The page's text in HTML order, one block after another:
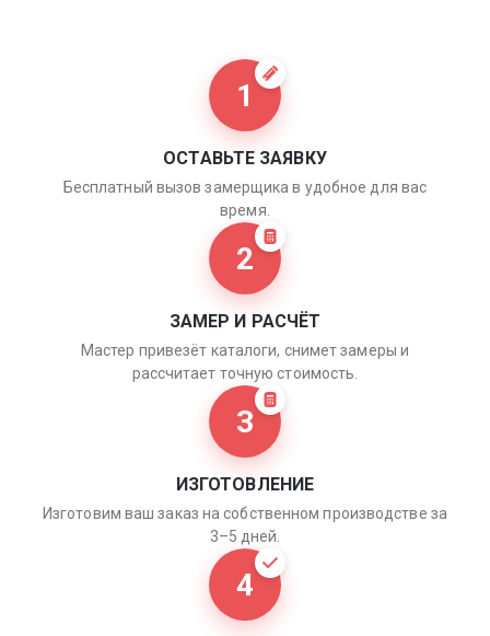
1
ОСТАВЬТЕ ЗАЯВКУ
Бесплатный вызов замерщика в удобное для вас
время.
2
ЗАМЕР И РАСЧЁТ
Мастер привезёт каталоги, снимет замеры и
рассчитает точную стоимость.
3
ИЗГОТОВЛЕНИЕ
Изготовим ваш заказ на собственном производстве за
3–5 дней.
4